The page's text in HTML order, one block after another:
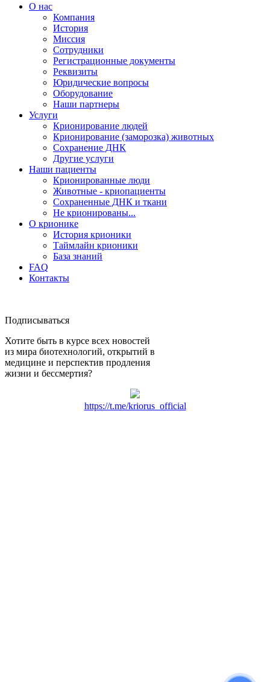
О нас
Компания
История
Миссия
Сотрудники
Регистрационные документы
Реквизиты
Юридические вопросы
Оборудование
Наши партнеры
Услуги
Крионирование людей
Крионирование (заморозка) животных
Сохранение ДНК
Другие услуги
Наши пациенты
Крионированные люди
Животные - криопациенты
Сохраненные ДНК и ткани
Не крионированы...
О крионике
История крионики
Таймлайн крионики
База знаний
FAQ
Контакты
Подписываться
Хотите быть в курсе всех новостей
из мира биотехнологий, открытий в
медицине и перспектив продления
жизни и бессмертия?
https://t.me/kriorus_official